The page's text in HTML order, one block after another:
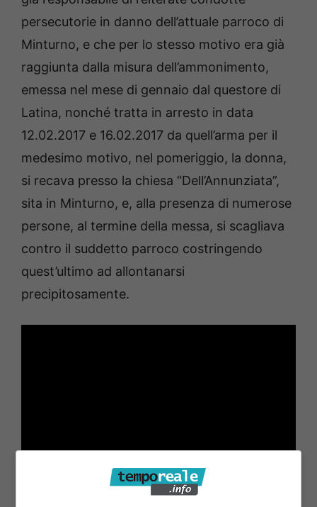
persecutorie in danno dell’attuale parroco di
Minturno, e che per lo stesso motivo era già
raggiunta dalla misura dell’ammonimento,
emessa nel mese di gennaio dal questore di
Latina, nonché tratta in arresto in data
12.02.2017 e 16.02.2017 da quell’arma per il
medesimo motivo, nel pomeriggio, la donna,
si recava presso la chiesa “Dell’Annunziata”,
sita in Minturno, e, alla presenza di numerose
persone, al termine della messa, si scagliava
contro il suddetto parroco costringendo
quest’ultimo ad allontanarsi
precipitosamente.